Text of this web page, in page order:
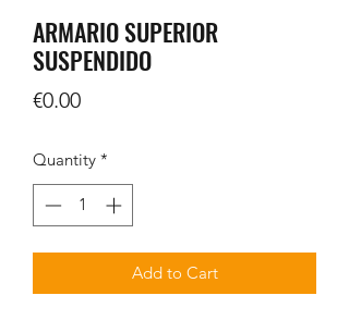
ARMARIO SUPERIOR
SUSPENDIDO
€0.00Price
Quantity *
Add to Cart